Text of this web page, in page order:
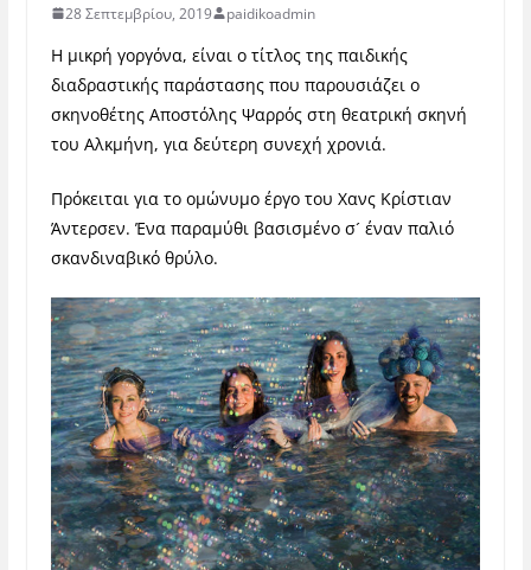
28 Σεπτεμβρίου, 2019 paidikoadmin
Η μικρή γοργόνα, είναι ο τίτλος της παιδικής
διαδραστικής παράστασης που παρουσιάζει ο
σκηνοθέτης Αποστόλης Ψαρρός στη θεατρική σκηνή
του Αλκμήνη, για δεύτερη συνεχή χρονιά.
Πρόκειται για το ομώνυμο έργο του Χανς Κρίστιαν
Άντερσεν. Ένα παραμύθι βασισμένο σ´ έναν παλιό
σκανδιναβικό θρύλο.